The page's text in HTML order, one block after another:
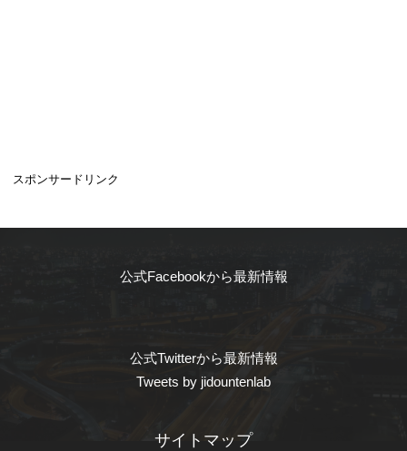
スポンサードリンク
公式Facebookから最新情報
公式Twitterから最新情報
Tweets by jidountenlab
サイトマップ